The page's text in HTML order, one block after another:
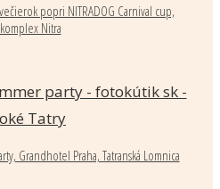
popri NITRADOG Carnival cup,
Nitra
Grandhotel Praha, Tatranská Lomnica